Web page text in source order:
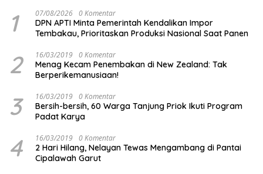
1 07/08/2026 0 Komentar
DPN APTI Minta Pemerintah Kendalikan Impor
Tembakau, Prioritaskan Produksi Nasional Saat Panen
2 16/03/2019 0 Komentar
Menag Kecam Penembakan di New Zealand: Tak
Berperikemanusiaan!
3 16/03/2019 0 Komentar
Bersih-bersih, 60 Warga Tanjung Priok Ikuti Program
Padat Karya
4 16/03/2019 0 Komentar
2 Hari Hilang, Nelayan Tewas Mengambang di Pantai
Cipalawah Garut